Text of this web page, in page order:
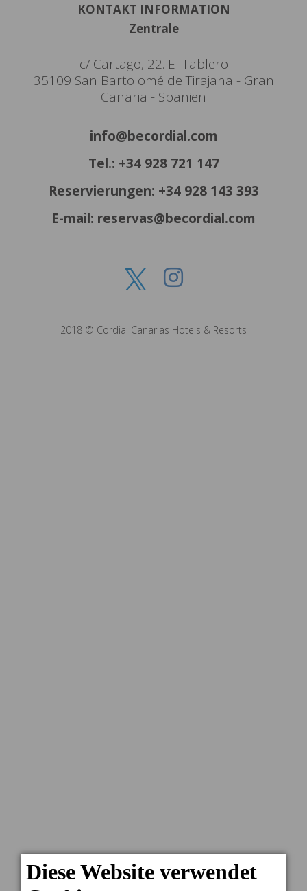
KONTAKT INFORMATION
Zentrale
c/ Cartago, 22. El Tablero
35109 San Bartolomé de Tirajana - Gran
Canaria - Spanien
info@becordial.com
Tel.: +34 928 721 147
Reservierungen: +34 928 143 393
E-mail: reservas@becordial.com
2018 © Cordial Canarias Hotels & Resorts